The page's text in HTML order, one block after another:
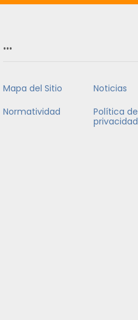
…
Mapa del Sitio
Noticias
Normatividad
Política de
privacidad